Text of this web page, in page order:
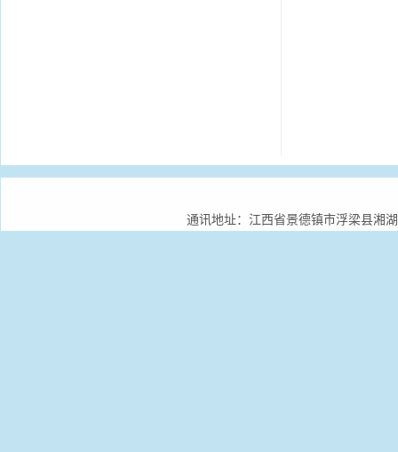
通讯地址：江西省景德镇市浮梁县湘